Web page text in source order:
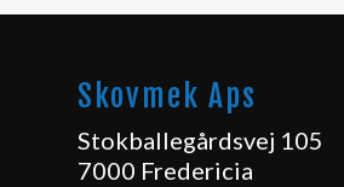
Skovmek Aps
Stokballegårdsvej 105
7000 Fredericia